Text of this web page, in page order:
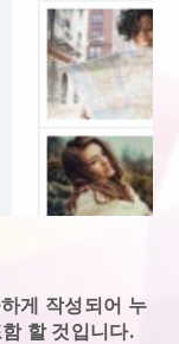
게 작성되어 누
할 것입니다.